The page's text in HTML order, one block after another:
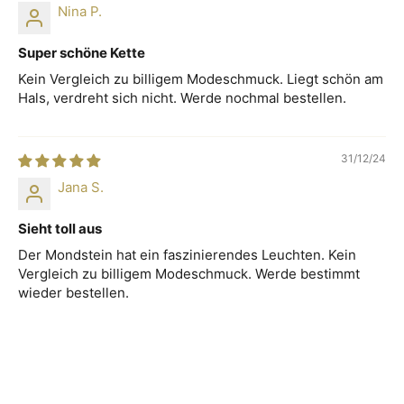
Nina P.
Super schöne Kette
Kein Vergleich zu billigem Modeschmuck. Liegt schön am
Hals, verdreht sich nicht. Werde nochmal bestellen.
31/12/24
Jana S.
Sieht toll aus
Der Mondstein hat ein faszinierendes Leuchten. Kein
Vergleich zu billigem Modeschmuck. Werde bestimmt
wieder bestellen.